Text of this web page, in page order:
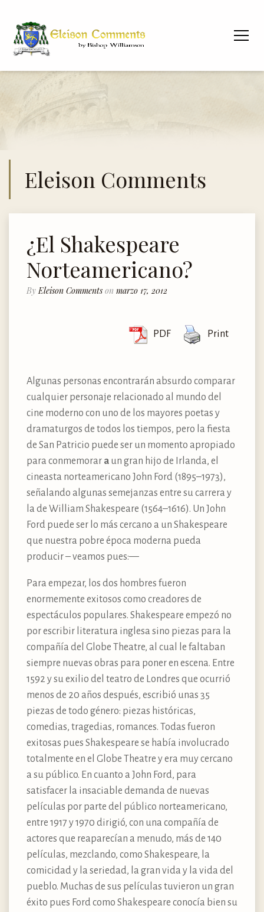
Eleison Comments
¿El Shakespeare
Norteamericano?
By Eleison Comments on marzo 17, 2012
PDF Print
Algunas personas encontrarán absurdo comparar
cualquier personaje relacionado al mundo del
cine moderno con uno de los mayores poetas y
dramaturgos de todos los tiempos, pero la fiesta
de San Patricio puede ser un momento apropiado
para conmemorar a un gran hijo de Irlanda, el
cineasta norteamericano John Ford (1895–1973),
señalando algunas semejanzas entre su carrera y
la de William Shakespeare (1564–1616). Un John
Ford puede ser lo más cercano a un Shakespeare
que nuestra pobre época moderna pueda
producir – veamos pues:—
Para empezar, los dos hombres fueron
enormemente exitosos como creadores de
espectáculos populares. Shakespeare empezó no
por escribir literatura inglesa sino piezas para la
compañía del Globe Theatre, al cual le faltaban
siempre nuevas obras para poner en escena. Entre
1592 y su exilio del teatro de Londres que ocurrió
menos de 20 años después, escribió unas 35
piezas de todo género: piezas históricas,
comedias, tragedias, romances. Todas fueron
exitosas pues Shakespeare se había involucrado
totalmente en el Globe Theatre y era muy cercano
a su público. En cuanto a John Ford, para
satisfacer la insaciable demanda de nuevas
películas por parte del público norteamericano,
entre 1917 y 1970 dirigió, con una compañía de
actores que reaparecían a menudo, más de 140
películas, mezclando, como Shakespeare, la
comicidad y la seriedad, la gran vida y la vida del
pueblo. Muchas de sus películas tuvieron un gran
éxito pues Ford como Shakespeare conocía bien su